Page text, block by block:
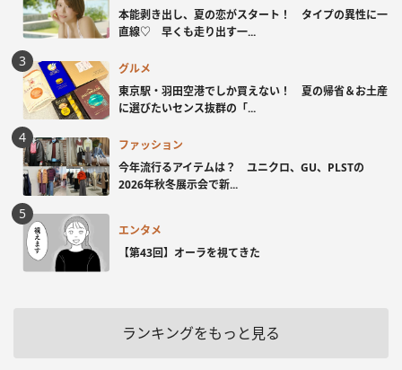
本能剥き出し、夏の恋がスタート！ タイプの異性に一
直線♡ 早くも走り出す一...
グルメ
東京駅・羽田空港でしか買えない！ 夏の帰省＆お土産
に選びたいセンス抜群の「...
ファッション
今年流行るアイテムは？ ユニクロ、GU、PLSTの
2026年秋冬展示会で新...
エンタメ
【第43回】オーラを視てきた
ランキングをもっと見る